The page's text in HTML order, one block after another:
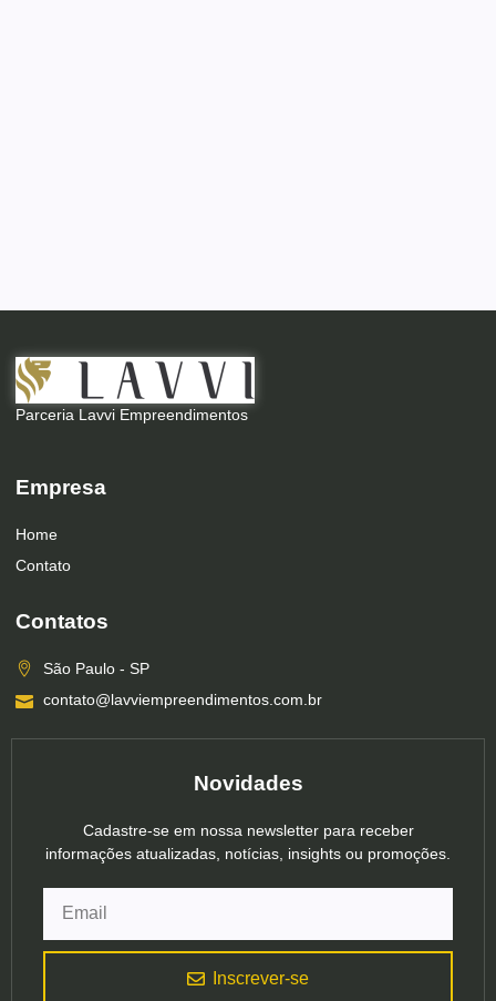
Parceria Lavvi Empreendimentos
Empresa
Home
Contato
Contatos
São Paulo - SP
contato@lavviempreendimentos.com.br
Novidades
Cadastre-se em nossa newsletter para receber
informações atualizadas, notícias, insights ou promoções.
Inscrever-se